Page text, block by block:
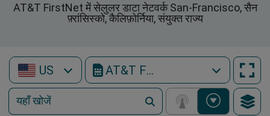
AT&T FirstNet में सेलुलर डाटा नेटवर्क San-Francisco, सैन
फ़्रांसिस्को, कैलिफ़ोर्निया, संयुक्त राज्य
US AT&T FirstNet